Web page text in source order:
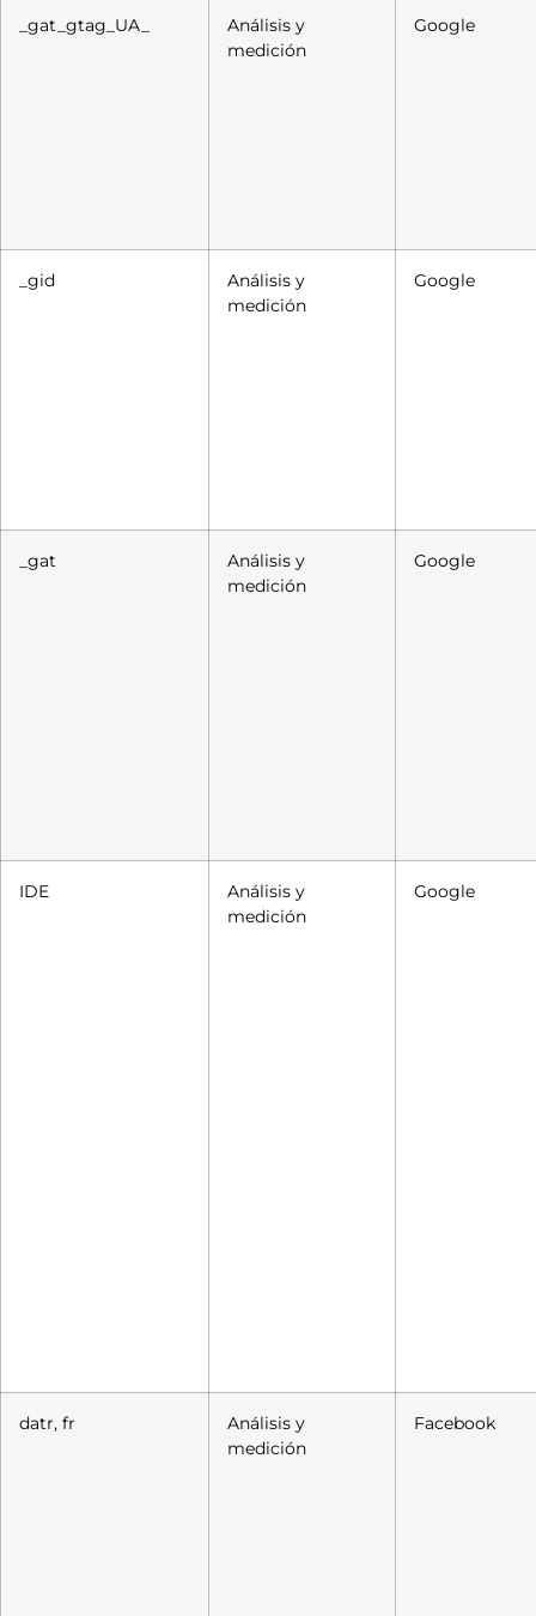
_gat_gtag_UA_
Análisis y
medición
Google
_gid
Análisis y
medición
Google
_gat
Análisis y
medición
Google
IDE
Análisis y
medición
Google
datr, fr
Análisis y
medición
Facebook